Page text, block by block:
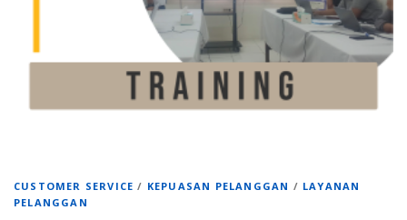
CUSTOMER SERVICE / KEPUASAN PELANGGAN / LAYANAN
PELANGGAN